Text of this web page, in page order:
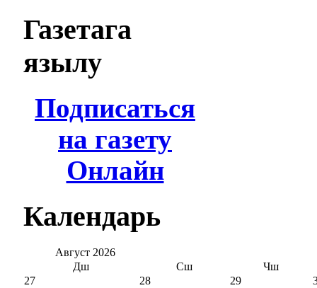
Газетага
язылу
Подписаться
на газету
Онлайн
Календарь
Август 2026
Дш
Сш
Чш
27
28 29